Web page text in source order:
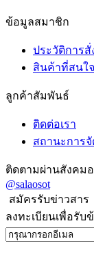
ข้อมูลสมาชิก
ประวัติการสั่
สินค้าที่สนใจ
ลูกค้าสัมพันธ์
ติดต่อเรา
สถานะการจั
ติดตามผ่านสังคม
@salaosot
สมัครรับข่าวสาร
ลงทะเบียนเพื่อรับ